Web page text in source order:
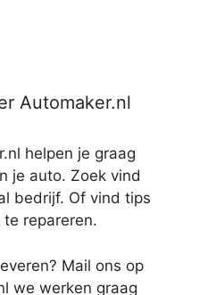
Automaker.nl
helpen je graag
je auto. Zoek vind
bedrijf. Of vind tips
repareren.
Mail ons op
we werken graag